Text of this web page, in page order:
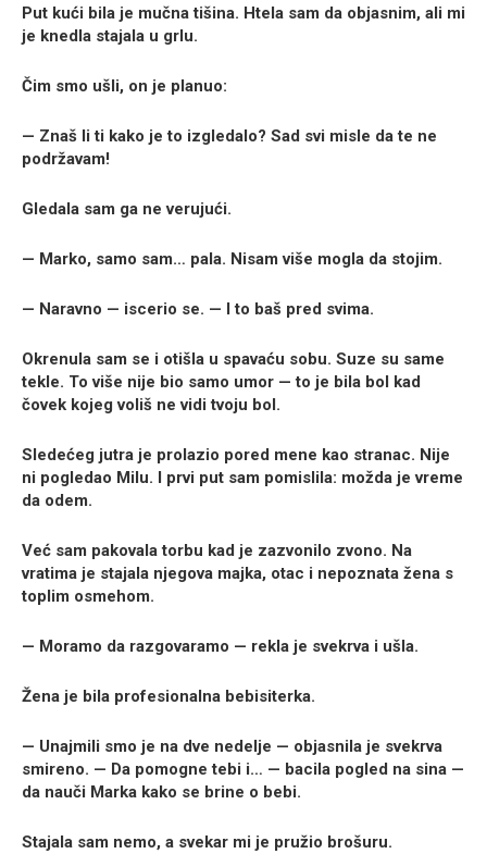
Put kući bila je mučna tišina. Htela sam da objasnim, ali mi
je knedla stajala u grlu.
Čim smo ušli, on je planuo:
— Znaš li ti kako je to izgledalo? Sad svi misle da te ne
podržavam!
Gledala sam ga ne verujući.
— Marko, samo sam… pala. Nisam više mogla da stojim.
— Naravno — iscerio se. — I to baš pred svima.
Okrenula sam se i otišla u spavaću sobu. Suze su same
tekle. To više nije bio samo umor — to je bila bol kad
čovek kojeg voliš ne vidi tvoju bol.
Sledećeg jutra je prolazio pored mene kao stranac. Nije
ni pogledao Milu. I prvi put sam pomislila: možda je vreme
da odem.
Već sam pakovala torbu kad je zazvonilo zvono. Na
vratima je stajala njegova majka, otac i nepoznata žena s
toplim osmehom.
— Moramo da razgovaramo — rekla je svekrva i ušla.
Žena je bila profesionalna bebisiterka.
— Unajmili smo je na dve nedelje — objasnila je svekrva
smireno. — Da pomogne tebi i… — bacila pogled na sina —
da nauči Marka kako se brine o bebi.
Stajala sam nemo, a svekar mi je pružio brošuru.